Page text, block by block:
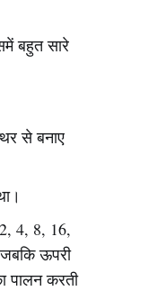
बहुत सारे
से बनाए
2, 4, 8, 16,
ऊपरी
पालन करती